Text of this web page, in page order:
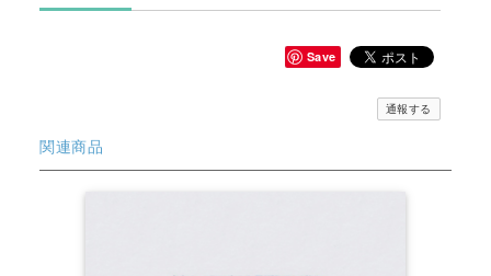
Save
通報する
関連商品